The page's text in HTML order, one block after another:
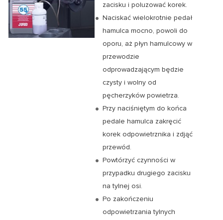
zacisku i poluzować korek.
Naciskać wielokrotnie pedał
hamulca mocno, powoli do
oporu, aż płyn hamulcowy w
przewodzie
odprowadzającym będzie
czysty i wolny od
pęcherzyków powietrza.
Przy naciśniętym do końca
pedale hamulca zakręcić
korek odpowietrznika i zdjąć
przewód.
Powtórzyć czynności w
przypadku drugiego zacisku
na tylnej osi.
Po zakończeniu
odpowietrzania tylnych